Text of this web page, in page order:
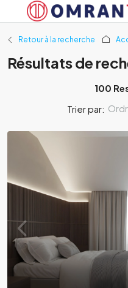
Retour à la recherche
Résultats de
100
Trier par: